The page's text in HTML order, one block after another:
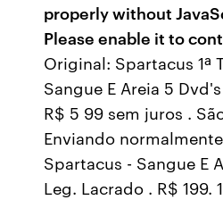
properly without
Please enable it to
Original: Spartacus 1ª
Sangue E Areia 5
R$ 5 99 sem juros .
Enviando
Spartacus - Sangue E
Leg. Lacrado . R$ 199.